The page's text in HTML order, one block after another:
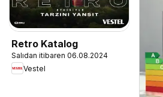
Retro Katalog
Salıdan itibaren 06.08.2024
Vestel